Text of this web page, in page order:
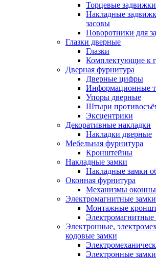
Торцевые
Накладные
засовы
Поворотники для
Глазки дверные
Глазки
Комплектующие к
Дверная фурнитура
Дверные цифры
Информационные
Упоры дверные
Штыри
Эксцентрики
Декоративные накладки
Накладки дверные
Мебельная фурнитура
Кронштейны
Накладные замки
Накладные замки
Оконная фурнитура
Механизмы
Электромагнитные замки
Монтажные
Электромагнитные
Электронные,
кодовые замки
Электронные замки